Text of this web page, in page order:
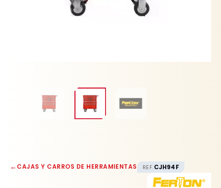
←CAJAS Y CARROS DE HERRAMIENTAS REF.CJH94F